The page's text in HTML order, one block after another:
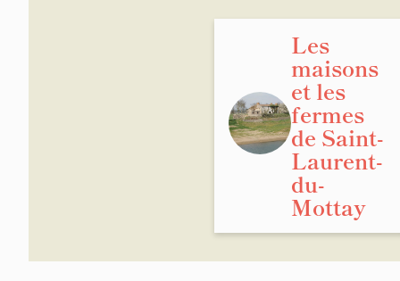
Les
maisons
et les
fermes
de Saint-
Laurent-
du-
Mottay